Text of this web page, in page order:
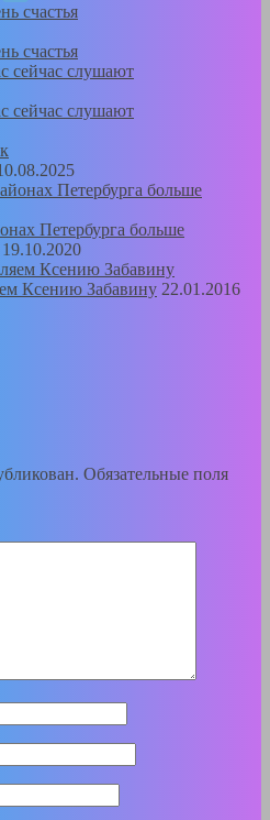
счастья
счастья
сейчас слушают
сейчас слушают
Петербурга больше
19.10.2020
Ксению Забавину 22.01.2016
Обязательные поля